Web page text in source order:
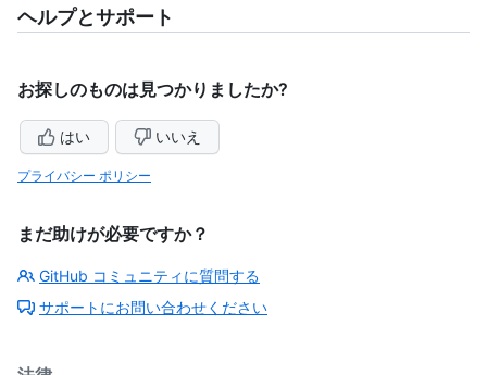
ヘルプとサポート
お探しのものは見つかりましたか?
はい いいえ
プライバシー ポリシー
まだ助けが必要ですか？
GitHub コミュニティに質問する
サポートにお問い合わせください